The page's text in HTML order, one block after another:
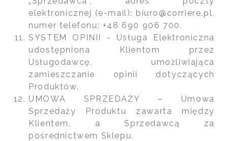
elektronicznej (e-mail): biuro@corriere.pl,
numer telefonu: +48 690 906 700.
SYSTEM OPINII - Usługa Elektroniczna
udostępniona Klientom przez
Usługodawcę, umożliwiająca
zamieszczanie opinii dotyczących
Produktów.
UMOWA SPRZEDAŻY – Umowa
Sprzedaży Produktu zawarta między
Klientem, a Sprzedawcą za
pośrednictwem Sklepu.